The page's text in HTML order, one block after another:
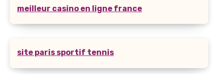
meilleur casino en ligne france
site paris sportif tennis